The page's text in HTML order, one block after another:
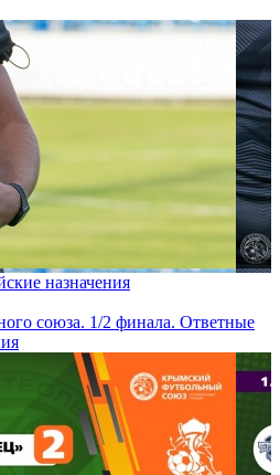
назначения
союза. 1/2 финала. Ответные